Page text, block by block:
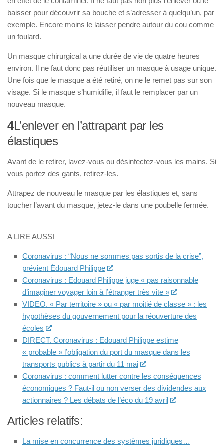
baisser pour découvrir sa bouche et s’adresser à quelqu’un, par
exemple. Encore moins le laisser pendre autour du cou comme
un foulard.
Un masque chirurgical a une durée de vie de quatre heures
environ. Il ne faut donc pas réutiliser un masque à usage unique.
Une fois que le masque a été retiré, on ne le remet pas sur son
visage. Si le masque s’humidifie, il faut le remplacer par un
nouveau masque.
4L’enlever en l’attrapant par les
élastiques
Avant de le retirer, lavez-vous ou désinfectez-vous les mains. Si
vous portez des gants, retirez-les.
Attrapez de nouveau le masque par les élastiques et, sans
toucher l’avant du masque, jetez-le dans une poubelle fermée.
A LIRE AUSSI
Coronavirus : “Nous ne sommes pas sortis de la crise”,
prévient Édouard Philippe
Coronavirus : Edouard Philippe juge « pas raisonnable
d’imaginer voyager loin à l’étranger très vite »
VIDEO. « Par territoire » ou « par moitié de classe » : les
hypothèses du gouvernement pour la réouverture des
écoles
DIRECT. Coronavirus : Edouard Philippe estime
« probable » l’obligation du port du masque dans les
transports publics à partir du 11 mai
Coronavirus : comment lutter contre les conséquences
économiques ? Faut-il ou non verser des dividendes aux
actionnaires ? Les débats de l’éco du 19 avril
Articles relatifs:
La mise en concurrence des systèmes juridiques…